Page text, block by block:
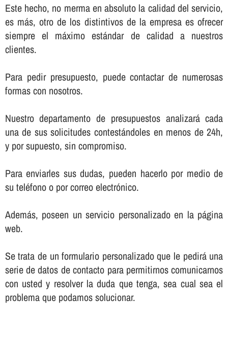
Este hecho, no merma en absoluto la calidad del servicio,
es más, otro de los distintivos de la empresa es ofrecer
siempre el máximo estándar de calidad a nuestros
clientes.
Para pedir presupuesto, puede contactar de numerosas
formas con nosotros.
Nuestro departamento de presupuestos analizará cada
una de sus solicitudes contestándoles en menos de 24h,
y por supuesto, sin compromiso.
Para enviarles sus dudas, pueden hacerlo por medio de
su teléfono o por correo electrónico.
Además, poseen un servicio personalizado en la página
web.
Se trata de un formulario personalizado que le pedirá una
serie de datos de contacto para permitirnos comunicarnos
con usted y resolver la duda que tenga, sea cual sea el
problema que podamos solucionar.